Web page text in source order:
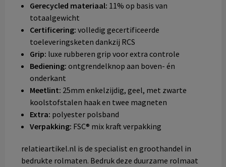
Gerecycled materiaal: 11% op basis van
totaalgewicht
Certificering: volledig gecertificeerde
toeleveringsketen dankzij RCS
Grip: luxe rubberen grip voor extra controle
Bediening: ontgrendelknop aan boven- én
onderkant
Meetlint: 25mm enkelzijdig, geel, met zwarte
koolstofstalen haak en twee magneten
Extra: polyester polsband
Verpakking: FSC® mix kraft verpakking
relatieartikel.nl is de specialist en groothandel in
bedrukte rolmaten. Bedruk deze duurzame rolmaat